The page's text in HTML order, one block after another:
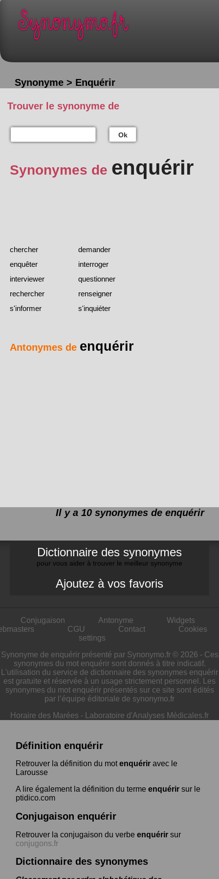
Synonyme > Enquérir
Trouver le synonyme de
Ok
Synonymes de enquérir
chercher
demander
enquêter
interroger
interviewer
questionner
rechercher
renseigner
s'informer
s'inquiéter
Antonymes de enquérir
Il y a 10 synonymes de enquérir
Dictionnaire des synonymes
pour vous aider à trouver le meilleur synonyme
Ajoutez à vos favoris
Conjugaison Antonyme
Widgets
CGU Contact
Cookies
settings
Synonyme de enquérir présenté par Synonymo.fr © 2026 - Ces
synonymes du mot enquérir sont donnés à titre indicatif.
L'utilisation du service de dictionnaire des synonymes enquérir
est gratuite et réservée à un usage strictement personnel. Les
synonymes du mot enquérir présentés sur ce site sont édités
par l’équipe éditoriale de synonymo.fr
Horaire des Marées - Laboratoire d'Analyses Médicales.fr
Définition enquérir
Retrouver la définition du motenquérir avec le
Larousse
A lire également la définition du terme enquérir sur le
ptidico.com
Conjugaison enquérir
Retrouver la conjugaison du verbe enquérir sur
conjugons.fr
Dictionnaire des synonymes